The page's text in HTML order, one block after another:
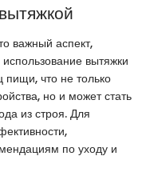
важный аспект,
вытяжки
пищи, что не только
но и может стать
из строя. Для
по уходу и